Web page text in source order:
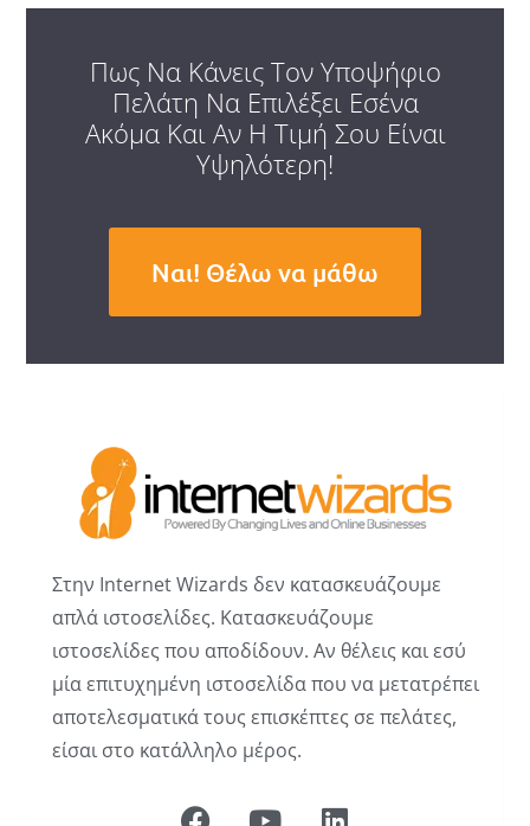
Πως Να Κάνεις Τον Υποψήφιο
Πελάτη Να Επιλέξει Εσένα
Ακόμα Και Αν Η Τιμή Σου Είναι
Υψηλότερη!
Ναι! Θέλω να μάθω
Στην Internet Wizards δεν κατασκευάζουμε
απλά ιστοσελίδες. Κατασκευάζουμε
ιστοσελίδες που αποδίδουν. Αν θέλεις και εσύ
μία επιτυχημένη ιστοσελίδα που να μετατρέπει
αποτελεσματικά τους επισκέπτες σε πελάτες,
είσαι στο κατάλληλο μέρος.